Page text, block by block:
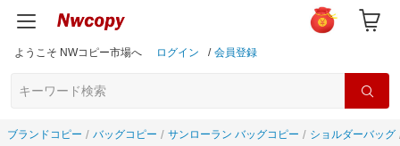
ようこそ NWコピー市場へ ログイン / 会員登録
ブランドコピー バッグコピー サンローラン バッグコピー ショルダーバッグ